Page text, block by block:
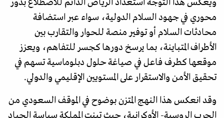
ويعكس هذا التوجه استعداد الرياض الدائم للاضطلاع بدور
محوري في جهود السلام الدولية، سواء عبر استضافة
محادثات السلام أو توفير منصة للحوار والتقارب بين
الأطراف المتباينة، بما يرسخ دورها كجسر للتفاهم، ويعزز
موقعها كطرف فاعل في صياغة حلول دبلوماسية تسهم في
تحقيق الأمن والاستقرار على المستويين الإقليمي والدولي.
وقد انعكس هذا النهج المتزن بوضوح في الموقف السعودي من